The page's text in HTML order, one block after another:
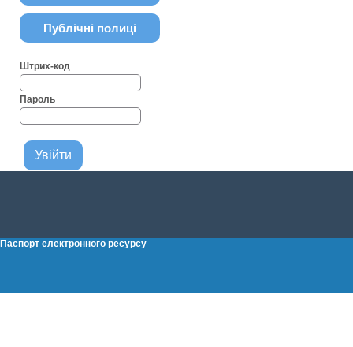
Публічні полиці
Штрих-код
Пароль
Паспорт електронного ресурсу